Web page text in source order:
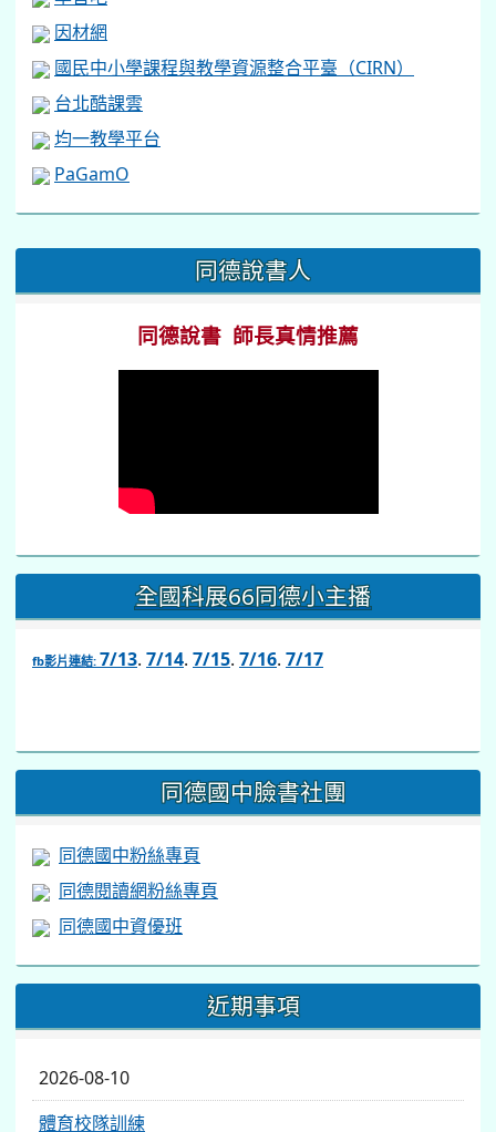
因材網
國民中小學課程與教學資源整合平臺（CIRN）
台北酷課雲
均一教學平台
PaGamO
::: 同德說書人
同德說書 師長真情推薦
全國科展66同德小主播
fb影片連結: 7/13. 7/14. 7/15. 7/16. 7/17
https://www.facebook.com/share/v/1BsLSkstia/
同德國中臉書社團
同德國中粉絲專頁
同德閱讀網粉絲專頁
同德國中資優班
近期事項
2026-08-10
體育校隊訓練